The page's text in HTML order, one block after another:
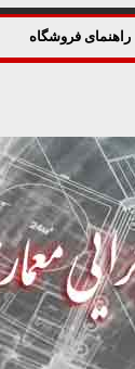
راهنمای فروشگاه